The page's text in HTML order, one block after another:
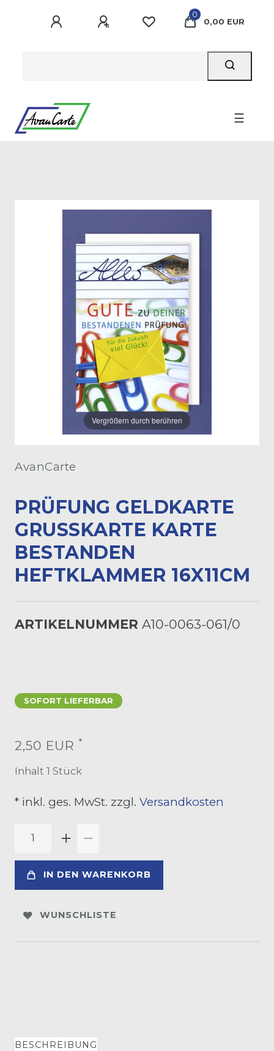
0
0,00 EUR
☰
Vergrößern durch berühren
AvanCarte
PRÜFUNG GELDKARTE
GRUSSKARTE KARTE B
ESTANDEN H
EFTKLAMMER 16X11CM
ARTIKELNUMMER A10-0063-061/0
SOFORT LIEFERBAR
2,50 EUR *
Inhalt 1 Stück
* inkl. ges. MwSt. zzgl. Versandkosten
IN DEN WARENKORB
WUNSCHLISTE
BESCHREIBUNG